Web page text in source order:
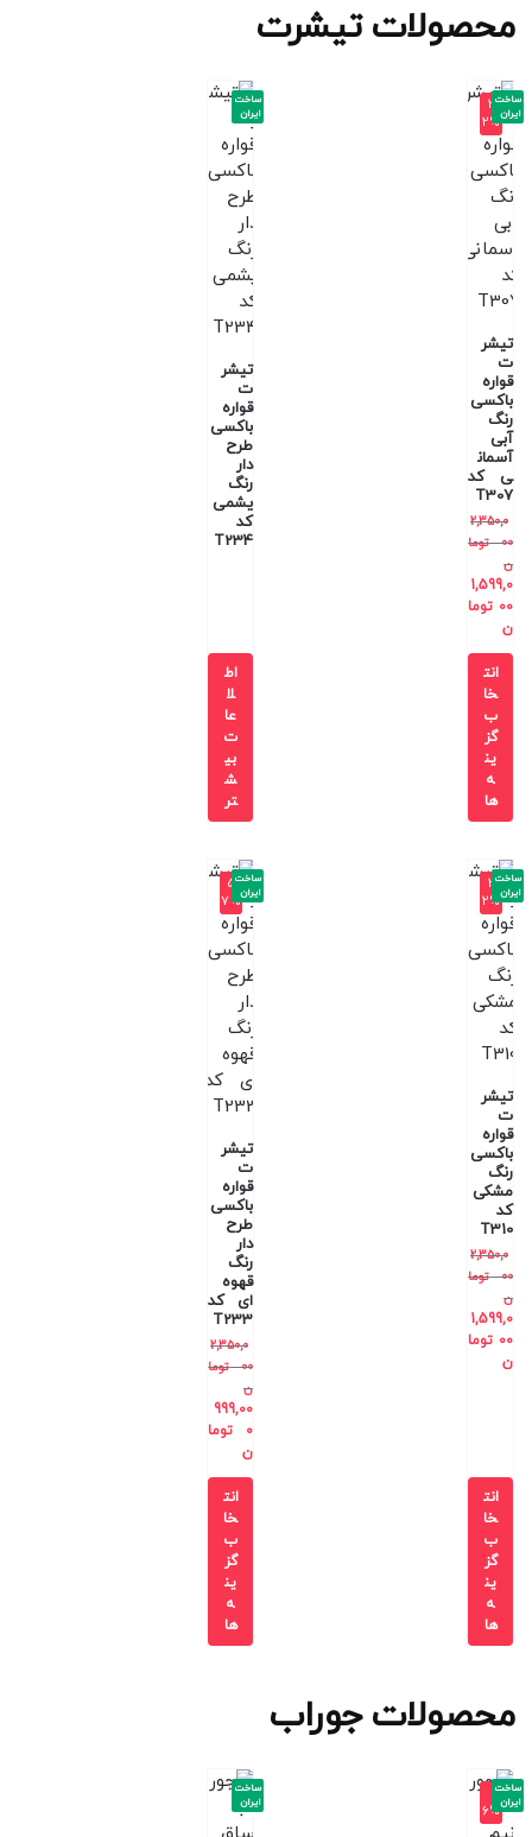
محصولات تیشرت
-3
2%
تیشر
ت
قواره
باکسی
رنگ
آبی
آسمان
ی کد
T307
2,350,0
00
توما
ن
1,599,0
00 توما
ن
ساخت
ایران
انت
خا
ب
گز
ین
ه
ها
تیشر
ت
قواره
باکسی
طرح
دار
رنگ
یشمی
کد
T234
ساخت
ایران
اط
لا
عا
ت
بی
ش
تر
-3
2%
تیشر
ت
قواره
باکسی
رنگ
مشکی
کد
T310
2,350,0
00
توما
ن
1,599,0
00 توما
ن
ساخت
ایران
انت
خا
ب
گز
ین
ه
ها
-5
7%
تیشر
ت
قواره
باکسی
طرح
دار
رنگ
قهوه
ای کد
T233
2,350,0
00
توما
ن
999,00
0
توما
ن
ساخت
ایران
انت
خا
ب
گز
ین
ه
ها
محصولات جوراب
-1
6%
ساخت
ایران
ساخت
ایران